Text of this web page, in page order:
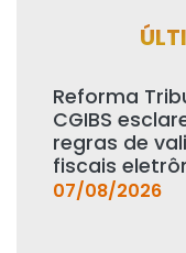
Reforma
CGIBS
regras de
fiscais
07/08/2026